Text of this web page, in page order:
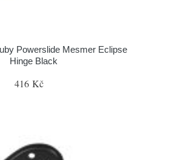
Powerslide Mesmer Eclipse
Hinge Black
416 Kč